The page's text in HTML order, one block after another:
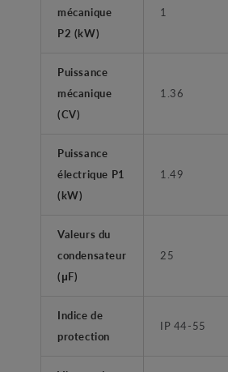
mécanique
P2 (kW)
1
Puissance
mécanique
(CV)
1.36
Puissance
électrique P1
(kW)
1.49
Valeurs du
condensateur
(μF)
25
Indice de
protection
IP 44-55